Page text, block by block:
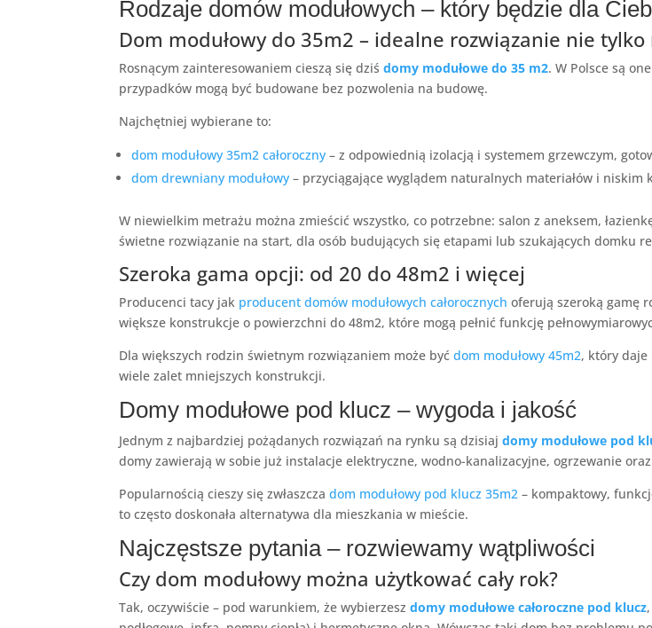
Rodzaje domów modułowych – który będzie dla
Dom modułowy do 35m2 – idealne rozwiązanie nie
Rosnącym zainteresowaniem cieszą się dziśdomy modułowe do 35 m2. W Polsce są
przypadków mogą być budowane bez pozwolenia na budowę.
Najchętniej wybierane to:
dom modułowy 35m2 całoroczny – z odpowiednią izolacją i systemem grzewczym,
dom drewniany modułowy – przyciągające wyglądem naturalnych materiałów i niskim
W niewielkim metrażu można zmieścić wszystko, co potrzebne: salon z aneksem,
świetne rozwiązanie na start, dla osób budujących się etapami lub szukających domku
Szeroka gama opcji: od 20 do 48m2 i więcej
Producenci tacy jak producent domów modułowych całorocznych oferują szeroką gamę
większe konstrukcje o powierzchni do 48m2, które mogą pełnić funkcję
Dla większych rodzin świetnym rozwiązaniem może byćdom modułowy 45m2, który
wiele zalet mniejszych konstrukcji.
Domy modułowe pod klucz – wygoda i jakość
Jednym z najbardziej pożądanych rozwiązań na rynku są dzisiajdomy modułowe pod
domy zawierają w sobie już instalacje elektryczne, wodno-kanalizacyjne, ogrzewanie
Popularnością cieszy się zwłaszczadom modułowy pod klucz 35m2 – kompaktowy,
to często doskonała alternatywa dla mieszkania w mieście.
Najczęstsze pytania – rozwiewamy wątpliwości
Czy dom modułowy można użytkować cały rok?
Tak, oczywiście – pod warunkiem, że wybierzeszdomy modułowe całoroczne pod klucz